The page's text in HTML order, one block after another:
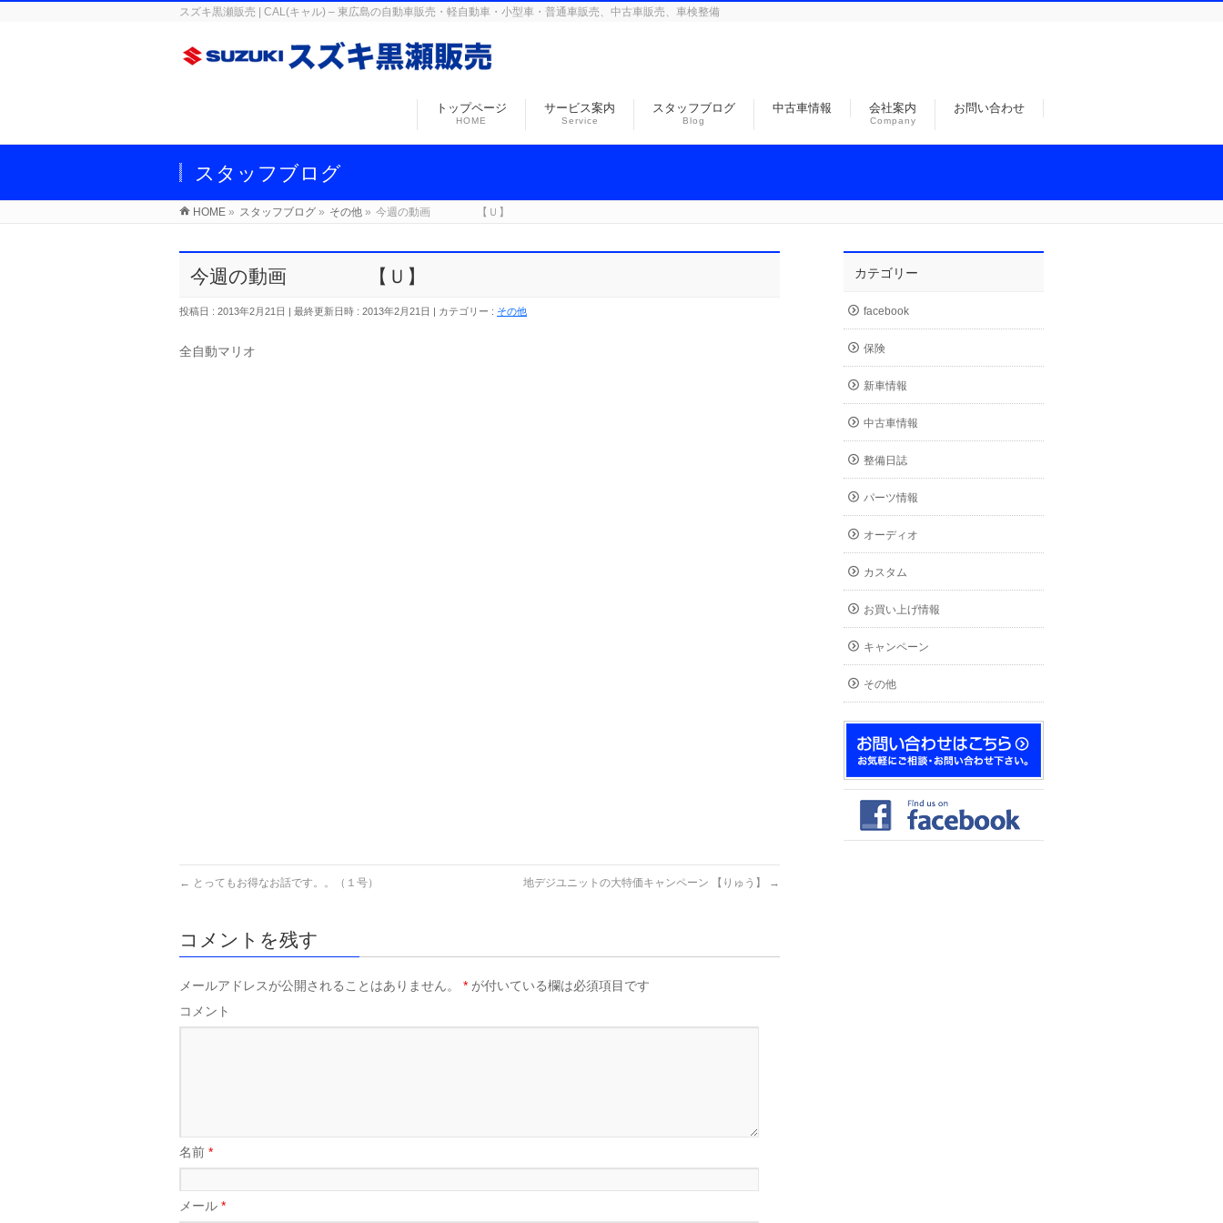
スズキ黒瀬販売 | CAL(キャル) – 東広島の自動車販売・軽自動車・小型車・普通車販売、中古車販売、車検整備
トップページ
HOME
サービス案内
Service
スタッフブログ
Blog
中古車情報 会社案内
Company
お問い合わせ
スタッフブログ
HOME » スタッフブログ » その他 » 今週の動画 【Ｕ】
今週の動画 【Ｕ】
投稿日 : 2013年2月21日 最終更新日時 : 2013年2月21日 カテゴリー : その他
全自動マリオ
← とってもお得なお話です。。（１号） 地デジユニットの大特価キャンペーン 【りゅう】 →
コメントを残す
メールアドレスが公開されることはありません。 * が付いている欄は必須項目です
コメント
名前 *
メール *
カテゴリー
facebook
保険
新車情報
中古車情報
整備日誌
パーツ情報
オーディオ
カスタム
お買い上げ情報
キャンペーン
その他